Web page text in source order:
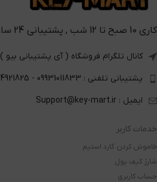
کاری 10 صبح تا 12 شب , پشتیبانی 24 ساعته
کانال تلگرام فروشگاه ( آی پشتیبانی بیو )
پشتیبانی تلفنی : 09931011833 - 09354921825
ایمیل : Support@key-mart.ir
خدمات کاربر
خاموش کردن گارد استیم
شارژ کیف پول
حساب کاربری